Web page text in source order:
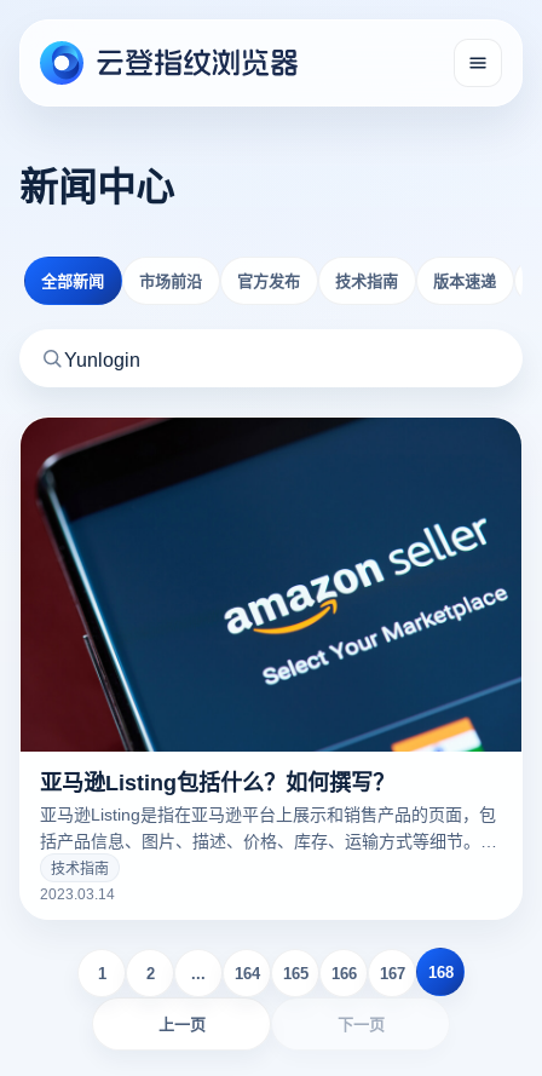
新闻中心
全部新闻 市场前沿 官方发布 技术指南 版本速递
亚马逊Listing包括什么？如何撰写？
亚马逊Listing是指在亚马逊平台上展示和销售产品的页面，包
括产品信息、图片、描述、价格、库存、运输方式等细节。一
个好的亚马逊Listing可以吸引更多的潜在买家，增加销量。以
下云登录指纹浏览器关于亚马逊Listing包括什么？如何撰写？
技术指南
2023.03.14
上一页
1 2 ... 164 165 166 167 168
下一页